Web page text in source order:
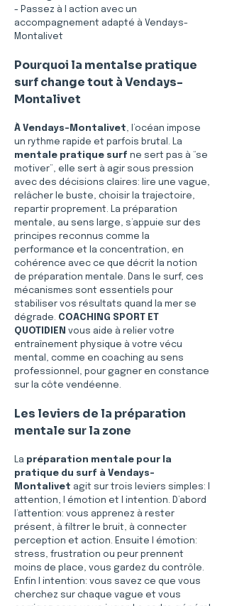
- Passez à l action avec un
accompagnement adapté à Vendays-
Montalivet
Pourquoi la mentalse pratique
surf change tout à Vendays-
Montalivet
À Vendays-Montalivet, l’océan impose
un rythme rapide et parfois brutal. La
mentale pratique surf ne sert pas à “se
motiver”, elle sert à agir sous pression
avec des décisions claires: lire une vague,
relâcher le buste, choisir la trajectoire,
repartir proprement. La préparation
mentale, au sens large, s’appuie sur des
principes reconnus comme la
performance et la concentration, en
cohérence avec ce que décrit la notion
de préparation mentale. Dans le surf, ces
mécanismes sont essentiels pour
stabiliser vos résultats quand la mer se
dégrade. COACHING SPORT ET
QUOTIDIEN vous aide à relier votre
entraînement physique à votre vécu
mental, comme en coaching au sens
professionnel, pour gagner en constance
sur la côte vendéenne.
Les leviers de la préparation
mentale sur la zone
La préparation mentale pour la
pratique du surf à Vendays-
Montalivet agit sur trois leviers simples: l
attention, l émotion et l intention. D’abord
l’attention: vous apprenez à rester
présent, à filtrer le bruit, à connecter
perception et action. Ensuite l émotion:
stress, frustration ou peur prennent
moins de place, vous gardez du contrôle.
Enfin l intention: vous savez ce que vous
cherchez sur chaque vague et vous